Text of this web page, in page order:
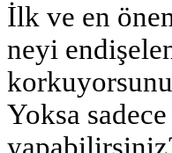
İlk ve en
neyi
Yoksa